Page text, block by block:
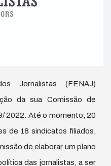
Jornalistas (FENAJ)
da sua Comissão de
2022. Até o momento, 20
de 18 sindicatos filiados,
de elaborar um plano
das jornalistas, a ser